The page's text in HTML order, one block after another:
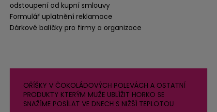
odstoupení od kupní smlouvy
Formulář uplatnění reklamace
Dárkové balíčky pro firmy a organizace
OŘÍŠKY V ČOKOLÁDOVÝCH POLEVÁCH A OSTATNÍ
PRODUKTY KTERÝM MUŽE UBLÍŽIT HORKO SE
SNAŽÍME POSÍLAT VE DNECH S NIŽŠÍ TEPLOTOU